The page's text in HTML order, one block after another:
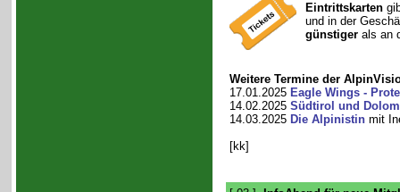
Eintrittskarten
und in der
günstigerals an
Weitere Termine der
17.01.2025 Eagle Wings -
14.02.2025 Südtirol und
14.03.2025 Die Alpinistinmit
[kk]